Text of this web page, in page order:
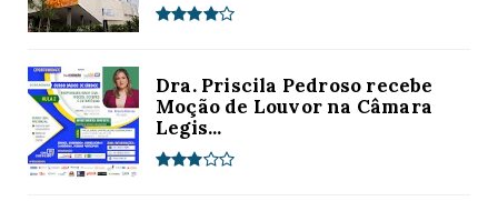
Dra. Priscila Pedroso recebe
Moção de Louvor na Câmara
Legis...